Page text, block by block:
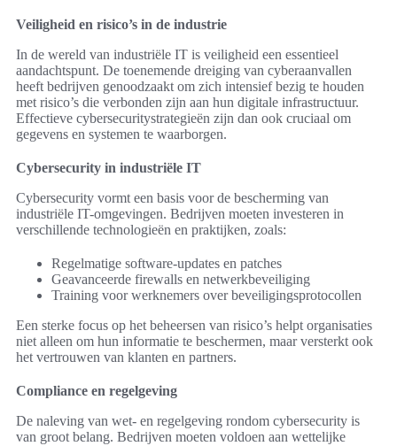
Veiligheid en risico’s in de industrie
In de wereld van industriële IT is veiligheid een essentieel
aandachtspunt. De toenemende dreiging van cyberaanvallen
heeft bedrijven genoodzaakt om zich intensief bezig te houden
met risico’s die verbonden zijn aan hun digitale infrastructuur.
Effectieve cybersecuritystrategieën zijn dan ook cruciaal om
gegevens en systemen te waarborgen.
Cybersecurity in industriële IT
Cybersecurity vormt een basis voor de bescherming van
industriële IT-omgevingen. Bedrijven moeten investeren in
verschillende technologieën en praktijken, zoals:
Regelmatige software-updates en patches
Geavanceerde firewalls en netwerkbeveiliging
Training voor werknemers over beveiligingsprotocollen
Een sterke focus op het beheersen van risico’s helpt organisaties
niet alleen om hun informatie te beschermen, maar versterkt ook
het vertrouwen van klanten en partners.
Compliance en regelgeving
De naleving van wet- en regelgeving rondom cybersecurity is
van groot belang. Bedrijven moeten voldoen aan wettelijke